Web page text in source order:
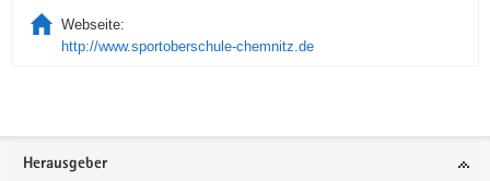
Webseite:
http://www.sportoberschule-chemnitz.de
Service
Herausgeber